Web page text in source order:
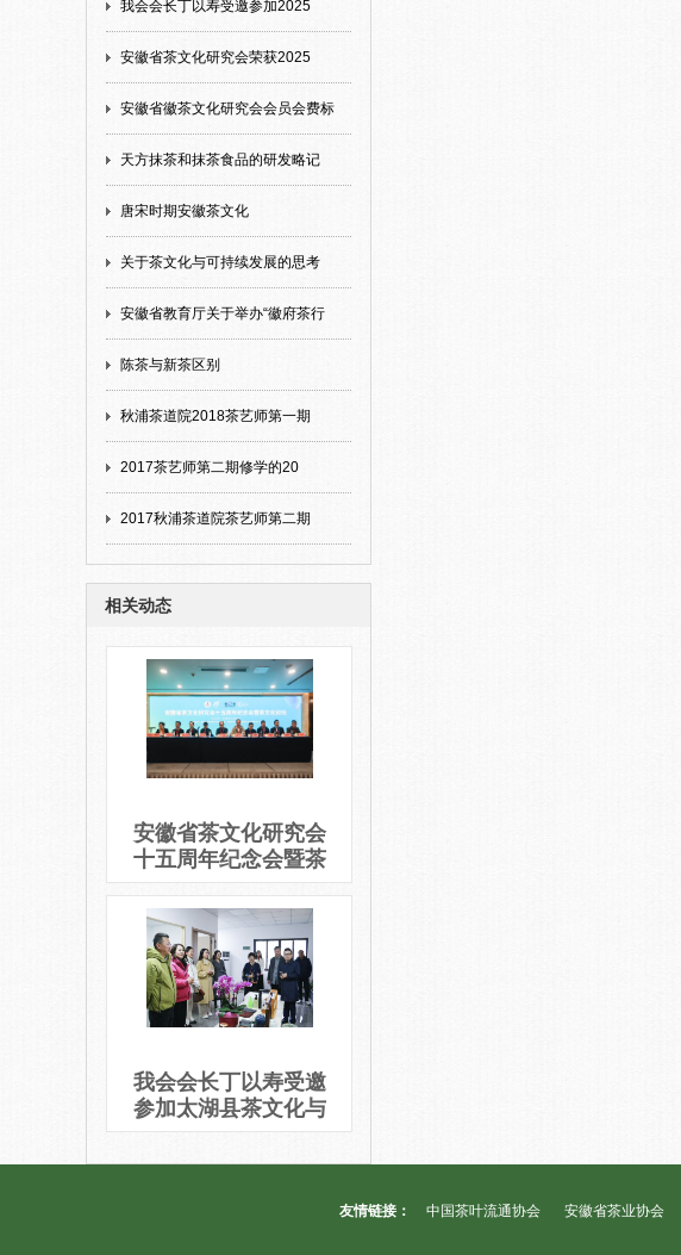
我会会长丁以寿受邀参加2025
安徽省茶文化研究会荣获2025
安徽省徽茶文化研究会会员会费标
天方抹茶和抹茶食品的研发略记
唐宋时期安徽茶文化
关于茶文化与可持续发展的思考
安徽省教育厅关于举办“徽府茶行
陈茶与新茶区别
秋浦茶道院2018茶艺师第一期
2017茶艺师第二期修学的20
2017秋浦茶道院茶艺师第二期
相关动态
安徽省茶文化研究会
十五周年纪念会暨茶
文化论坛隆重举办
我会会长丁以寿受邀
参加太湖县茶文化与
茶产业发展交流会
友情链接： 中国茶叶流通协会 安徽省茶业协会